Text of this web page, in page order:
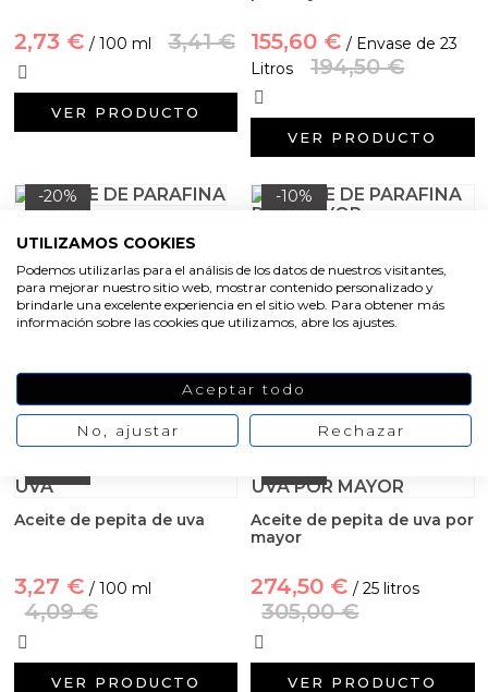
2,73 € / 100 ml 3,41 €
VER PRODUCTO
155,60 € / Envase de 23
Litros
194,50 €
VER PRODUCTO
-20%
2,73 € / 50 ml 3,41 €
-10%
mayor
198,00 € / 25 litros
VER PRODUCTO
Aceite de pepita de uva
3,27 € / 100 ml
4,09 €
VER PRODUCTO
Aceite de pepita de uva por
mayor
274,50 € / 25 litros
305,00 €
VER PRODUCTO
UTILIZAMOS COOKIES
Podemos utilizarlas para el análisis de los datos de nuestros visitantes,
para mejorar nuestro sitio web, mostrar contenido personalizado y
brindarle una excelente experiencia en el sitio web. Para obtener más
información sobre las cookies que utilizamos, abre los ajustes.
Aceptar todo
No, ajustar Rechazar